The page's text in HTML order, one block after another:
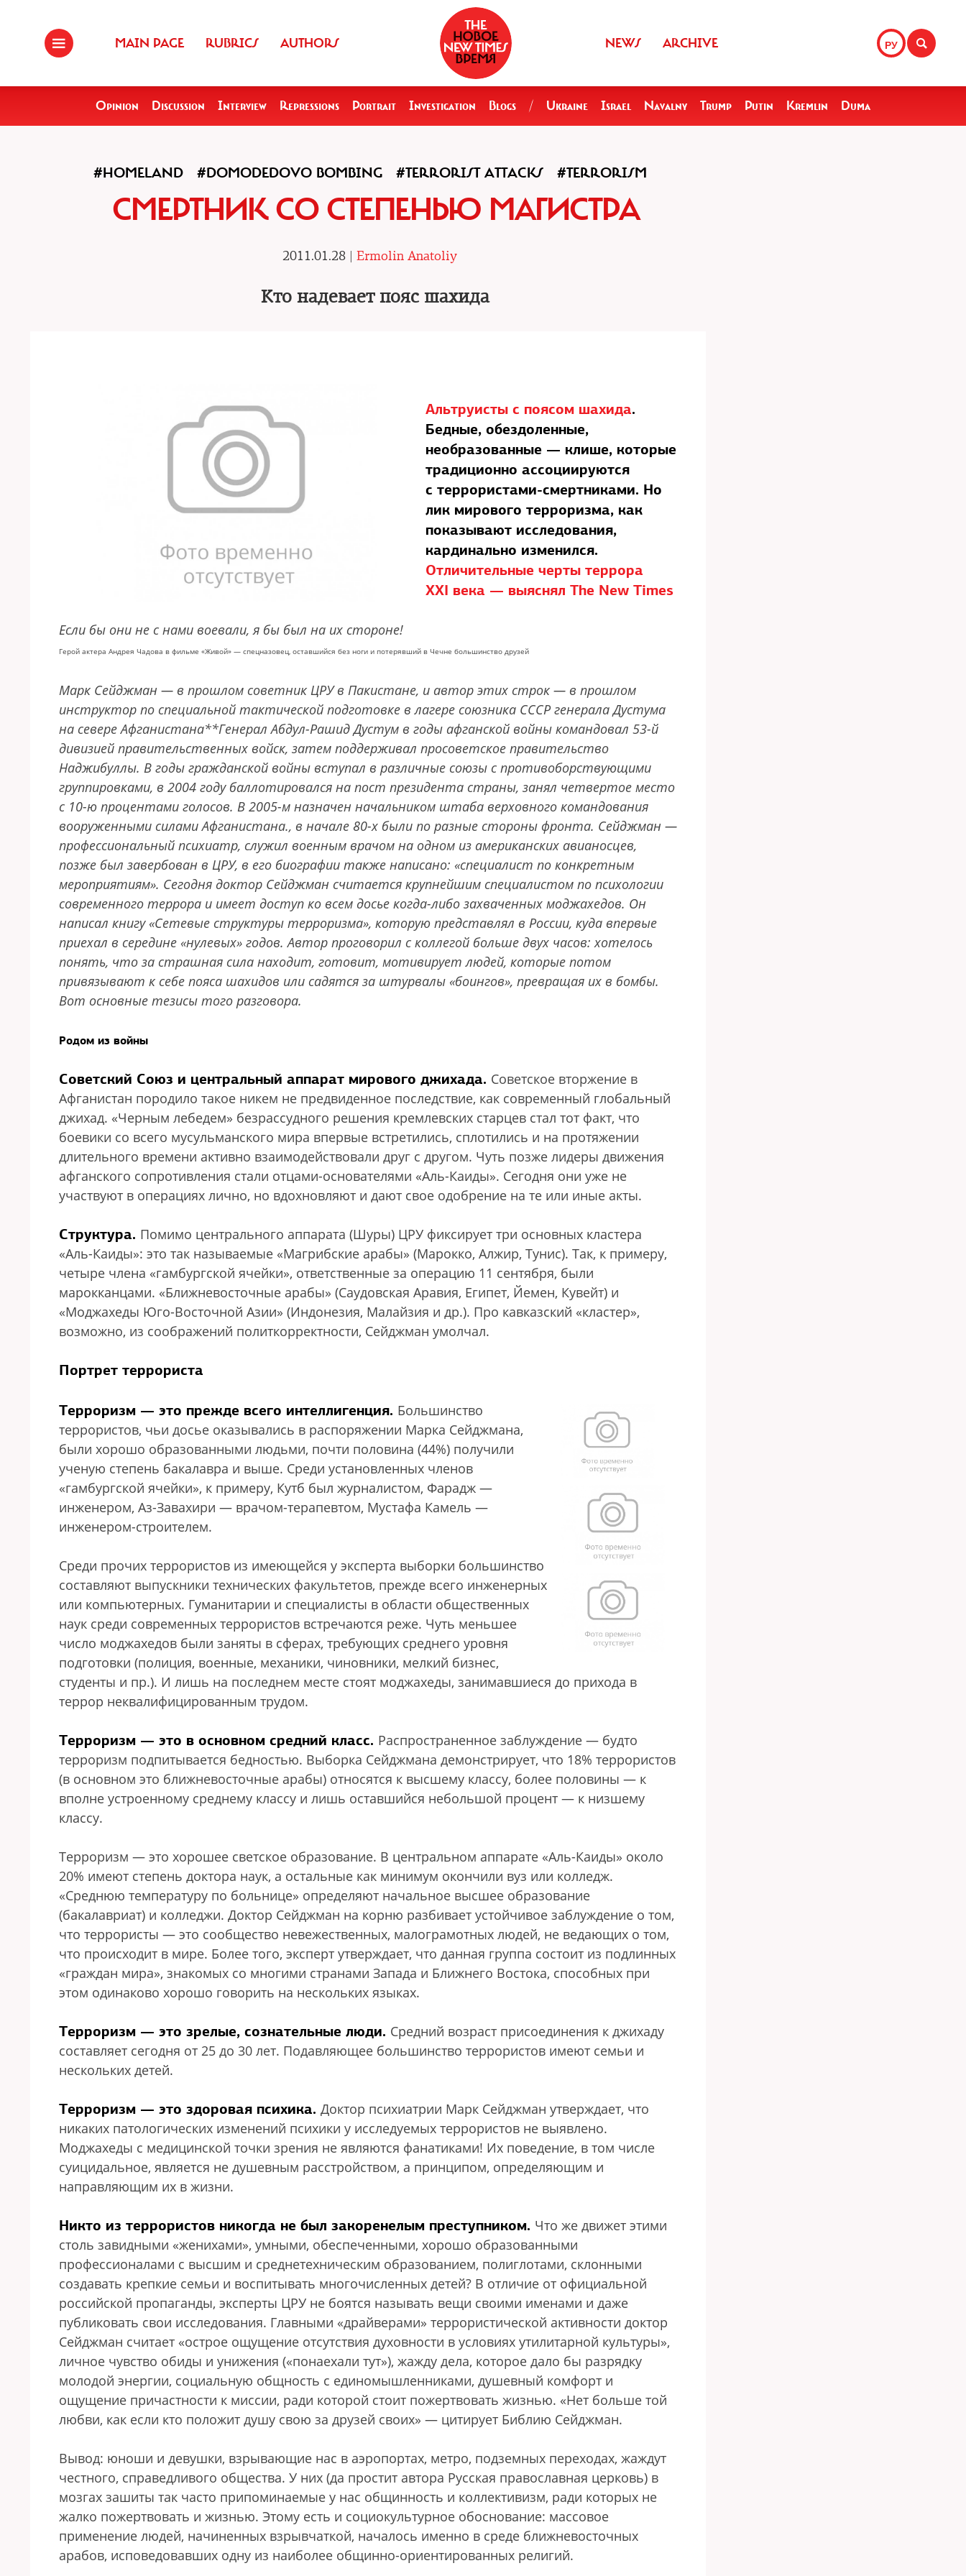
MAIN PAGE RUBRICS AUTHORS РУ
NEWS ARCHIVE
Opinion Discussion Interview Repressions Portrait Investigation Blogs / Ukraine Israel Navalny Trump Putin Kremlin Duma
#HOMELAND #DOMODEDOVO BOMBING #TERRORIST ATTACKS #TERRORISM
СМЕРТНИК СО СТЕПЕНЬЮ МАГИСТРА
2011.01.28 | Ermolin Anatoliy
Кто надевает пояс шахида
Альтруисты с поясом шахида.
Бедные, обездоленные,
необразованные — клише, которые
традиционно ассоциируются
с террористами-смертниками. Но
лик мирового терроризма, как
показывают исследования,
кардинально изменился.
Отличительные черты террора
XXI века — выяснял The New Times
Если бы они не с нами воевали, я бы был на их стороне!
Герой актера Андрея Чадова в фильме «Живой» — спецназовец, оставшийся без ноги и потерявший в Чечне большинство друзей
Марк Сейджман — в прошлом советник ЦРУ в Пакистане, и автор этих строк — в прошлом
инструктор по специальной тактической подготовке в лагере союзника СССР генерала Дустума
на севере Афганистана**Генерал Абдул-Рашид Дустум в годы афганской войны командовал 53-й
дивизией правительственных войск, затем поддерживал просоветское правительство
Наджибуллы. В годы гражданской войны вступал в различные союзы с противоборствующими
группировками, в 2004 году баллотировался на пост президента страны, занял четвертое место
с 10-ю процентами голосов. В 2005-м назначен начальником штаба верховного командования
вооруженными силами Афганистана., в начале 80-х были по разные стороны фронта. Сейджман —
профессиональный психиатр, служил военным врачом на одном из американских авианосцев,
позже был завербован в ЦРУ, в его биографии также написано: «специалист по конкретным
мероприятиям». Сегодня доктор Сейджман считается крупнейшим специалистом по психологии
современного террора и имеет доступ ко всем досье когда-либо захваченных моджахедов. Он
написал книгу «Сетевые структуры терроризма», которую представлял в России, куда впервые
приехал в середине «нулевых» годов. Автор проговорил с коллегой больше двух часов: хотелось
понять, что за страшная сила находит, готовит, мотивирует людей, которые потом
привязывают к себе пояса шахидов или садятся за штурвалы «боингов», превращая их в бомбы.
Вот основные тезисы того разговора.
Родом из войны
Советский Союз и центральный аппарат мирового джихада. Советское вторжение в
Афганистан породило такое никем не предвиденное последствие, как современный глобальный
джихад. «Черным лебедем» безрассудного решения кремлевских старцев стал тот факт, что
боевики со всего мусульманского мира впервые встретились, сплотились и на протяжении
длительного времени активно взаимодействовали друг с другом. Чуть позже лидеры движения
афганского сопротивления стали отцами-основателями «Аль-Каиды». Сегодня они уже не
участвуют в операциях лично, но вдохновляют и дают свое одобрение на те или иные акты.
Структура. Помимо центрального аппарата (Шуры) ЦРУ фиксирует три основных кластера
«Аль-Каиды»: это так называемые «Магрибские арабы» (Марокко, Алжир, Тунис). Так, к примеру,
четыре члена «гамбургской ячейки», ответственные за операцию 11 сентября, были
марокканцами. «Ближневосточные арабы» (Саудовская Аравия, Египет, Йемен, Кувейт) и
«Моджахеды Юго-Восточной Азии» (Индонезия, Малайзия и др.). Про кавказский «кластер»,
возможно, из соображений политкорректности, Сейджман умолчал.
Портрет террориста
Терроризм — это прежде всего интеллигенция. Большинство
террористов, чьи досье оказывались в распоряжении Марка Сейджмана,
были хорошо образованными людьми, почти половина (44%) получили
ученую степень бакалавра и выше. Среди установленных членов
«гамбургской ячейки», к примеру, Кутб был журналистом, Фарадж —
инженером, Аз-Завахири — врачом-терапевтом, Мустафа Камель —
инженером-строителем.
Среди прочих террористов из имеющейся у эксперта выборки большинство
составляют выпускники технических факультетов, прежде всего инженерных
или компьютерных. Гуманитарии и специалисты в области общественных
наук среди современных террористов встречаются реже. Чуть меньшее
число моджахедов были заняты в сферах, требующих среднего уровня
подготовки (полиция, военные, механики, чиновники, мелкий бизнес,
студенты и пр.). И лишь на последнем месте стоят моджахеды, занимавшиеся до прихода в
террор неквалифицированным трудом.
Терроризм — это в основном средний класс. Распространенное заблуждение — будто
терроризм подпитывается бедностью. Выборка Сейджмана демонстрирует, что 18% террористов
(в основном это ближневосточные арабы) относятся к высшему классу, более половины — к
вполне устроенному среднему классу и лишь оставшийся небольшой процент — к низшему
классу.
Терроризм — это хорошее светское образование. В центральном аппарате «Аль-Каиды» около
20% имеют степень доктора наук, а остальные как минимум окончили вуз или колледж.
«Среднюю температуру по больнице» определяют начальное высшее образование
(бакалавриат) и колледжи. Доктор Сейджман на корню разбивает устойчивое заблуждение о том,
что террористы — это сообщество невежественных, малограмотных людей, не ведающих о том,
что происходит в мире. Более того, эксперт утверждает, что данная группа состоит из подлинных
«граждан мира», знакомых со многими странами Запада и Ближнего Востока, способных при
этом одинаково хорошо говорить на нескольких языках.
Терроризм — это зрелые, сознательные люди. Средний возраст присоединения к джихаду
составляет сегодня от 25 до 30 лет. Подавляющее большинство террористов имеют семьи и
нескольких детей.
Терроризм — это здоровая психика. Доктор психиатрии Марк Сейджман утверждает, что
никаких патологических изменений психики у исследуемых террористов не выявлено.
Моджахеды с медицинской точки зрения не являются фанатиками! Их поведение, в том числе
суицидальное, является не душевным расстройством, а принципом, определяющим и
направляющим их в жизни.
Никто из террористов никогда не был закоренелым преступником. Что же движет этими
столь завидными «женихами», умными, обеспеченными, хорошо образованными
профессионалами с высшим и среднетехническим образованием, полиглотами, склонными
создавать крепкие семьи и воспитывать многочисленных детей? В отличие от официальной
российской пропаганды, эксперты ЦРУ не боятся называть вещи своими именами и даже
публиковать свои исследования. Главными «драйверами» террористической активности доктор
Сейджман считает «острое ощущение отсутствия духовности в условиях утилитарной культуры»,
личное чувство обиды и унижения («понаехали тут»), жажду дела, которое дало бы разрядку
молодой энергии, социальную общность с единомышленниками, душевный комфорт и
ощущение причастности к миссии, ради которой стоит пожертвовать жизнью. «Нет больше той
любви, как если кто положит душу свою за друзей своих» — цитирует Библию Сейджман.
Вывод: юноши и девушки, взрывающие нас в аэропортах, метро, подземных переходах, жаждут
честного, справедливого общества. У них (да простит автора Русская православная церковь) в
мозгах зашиты так часто припоминаемые у нас общинность и коллективизм, ради которых не
жалко пожертвовать и жизнью. Этому есть и социокультурное обоснование: массовое
применение людей, начиненных взрывчаткой, началось именно в среде ближневосточных
арабов, исповедовавших одну из наиболее общинно-ориентированных религий.